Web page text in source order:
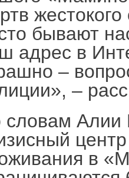
бывают
адрес в
–
–
словам Алии
в